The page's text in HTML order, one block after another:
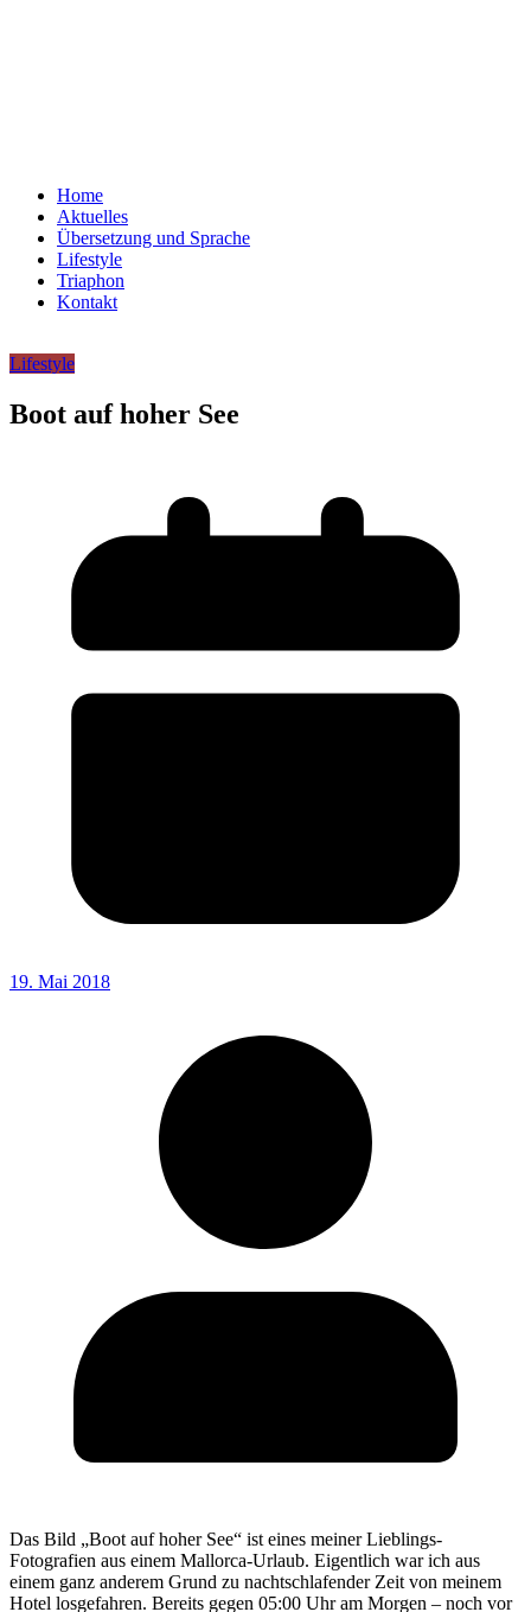
Home
Aktuelles
Übersetzung und Sprache
Lifestyle
Triaphon
Kontakt
Lifestyle
Boot auf hoher See
19. Mai 2018
Das Bild „Boot auf hoher See“ ist eines meiner Lieblings-
Fotografien aus einem Mallorca-Urlaub. Eigentlich war ich aus
einem ganz anderem Grund zu nachtschlafender Zeit von meinem
Hotel losgefahren. Bereits gegen 05:00 Uhr am Morgen – noch vor